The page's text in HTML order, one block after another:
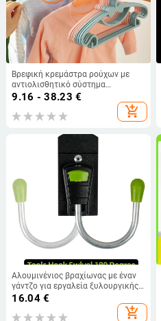
Βρεφική κρεμάστρα ρούχων με
αντιολισθητικό σύστημα
στέγνωσης και σχέδιο φιόγκος
9.16 - 38.23 €
add_shopping_cart
Αλουμινένιος βραχίωνας με έναν
γάντζο για εργαλεία ξυλουργικής,
μέγιστη φόρτιση 5 kg, μοντέρνο
16.04€
add_shopping_cart